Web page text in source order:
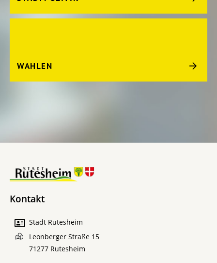
WAHLEN
Kontakt
Stadt Rutesheim
Leonberger Straße 15
71277 Rutesheim